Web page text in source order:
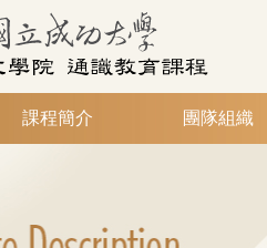
課程簡介 團隊組織